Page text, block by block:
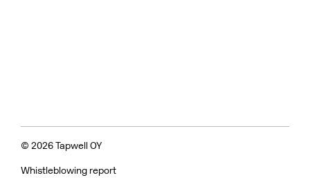
© 2026 Tapwell OY
Whistleblowing report